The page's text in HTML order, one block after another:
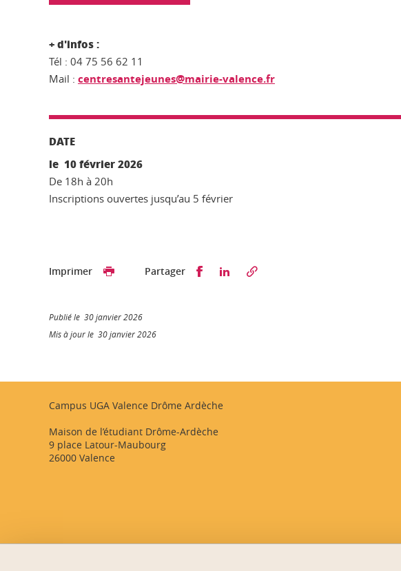
+ d'infos :
Tél : 04 75 56 62 11
Mail : centresantejeunes@mairie-valence.fr
DATE
le 10 février 2026
De 18h à 20h
Inscriptions ouvertes jusqu’au 5 février
Imprimer Partager Partager sur Facebook
Partager sur LinkedIn
Publié le 30 janvier 2026
Mis à jour le 30 janvier 2026
Campus UGA Valence Drôme Ardèche
Maison de l’étudiant Drôme-Ardèche
9 place Latour-Maubourg
26000 Valence